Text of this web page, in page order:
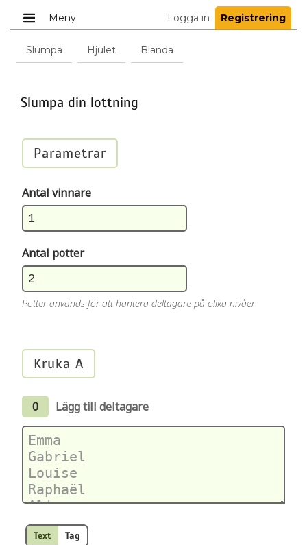
Meny Logga in Registrering
Slumpa Hjulet Blanda
Slumpa din lottning
Parametrar
Antal vinnare
Antal potter
Potter används för att hantera deltagare på olika nivåer
Kruka A
0 Lägg till deltagare
Text Tag